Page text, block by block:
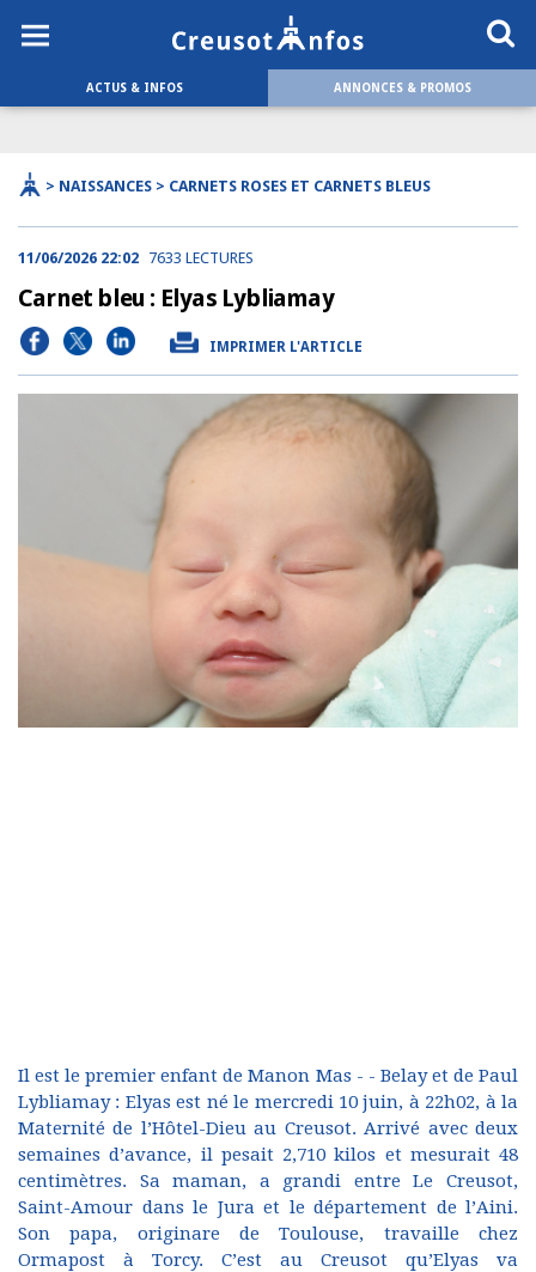
ACTUS & INFOS ANNONCES & PROMOS
> NAISSANCES > CARNETS ROSES ET CARNETS BLEUS
11/06/2026 22:02 7633 LECTURES
Carnet bleu : Elyas Lybliamay
IMPRIMER L'ARTICLE
Il est le premier enfant de Manon Mas - - Belay et de Paul
Lybliamay : Elyas est né le mercredi 10 juin, à 22h02, à la
Maternité de l’Hôtel-Dieu au Creusot. Arrivé avec deux
semaines d’avance, il pesait 2,710 kilos et mesurait 48
centimètres. Sa maman, a grandi entre Le Creusot,
Saint-Amour dans le Jura et le département de l’Aini.
Son papa, originare de Toulouse, travaille chez
Ormapost à Torcy. C’est au Creusot qu’Elyas va